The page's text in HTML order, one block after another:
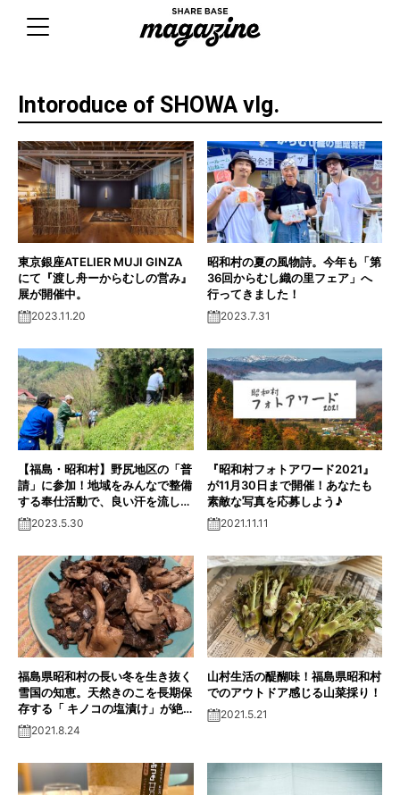
Intoroduce of SHOWA vlg.
東京銀座ATELIER MUJI GINZA
にて『渡し舟ーからむしの営み』
展が開催中。
2023.11.20
昭和村の夏の風物詩。今年も「第
36回からむし織の里フェア」へ
行ってきました！
2023.7.31
【福島・昭和村】野尻地区の「普
請」に参加！地域をみんなで整備
する奉仕活動で、良い汗を流しま
した！
2023.5.30
『昭和村フォトアワード2021』
が11月30日まで開催！あなたも
素敵な写真を応募しよう♪
2021.11.11
福島県昭和村の長い冬を生き抜く
雪国の知恵。天然きのこを長期保
存する「 キノコの塩漬け」が絶
品!!2021.8.24
山村生活の醍醐味！福島県昭和村
でのアウトドア感じる山菜採り！
2021.5.21